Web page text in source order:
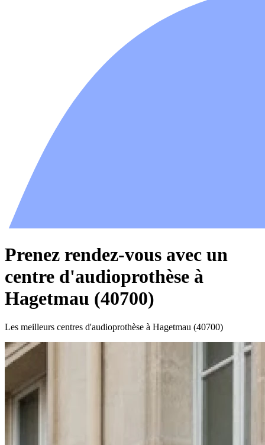
Prenez rendez-vous avec un
centre d'audioprothèse à
Hagetmau (40700)
Les meilleurs centres d'audioprothèse à Hagetmau (40700)